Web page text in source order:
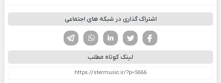
اشتراک گذاری در شبکه های اجتماعی
لینکدین تویتر
فیسوک
لینک کوتاه مطلب